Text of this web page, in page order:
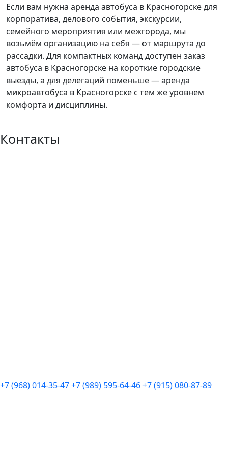
Если вам нужна аренда автобуса в Красногорске для
корпоратива, делового события, экскурсии,
семейного мероприятия или межгорода, мы
возьмём организацию на себя — от маршрута до
рассадки. Для компактных команд доступен заказ
автобуса в Красногорске на короткие городские
выезды, а для делегаций поменьше — аренда
микроавтобуса в Красногорске с тем же уровнем
комфорта и дисциплины.
Контакты
+7 (968) 014-35-47+7 (989) 595-64-46+7 (915) 080-87-89